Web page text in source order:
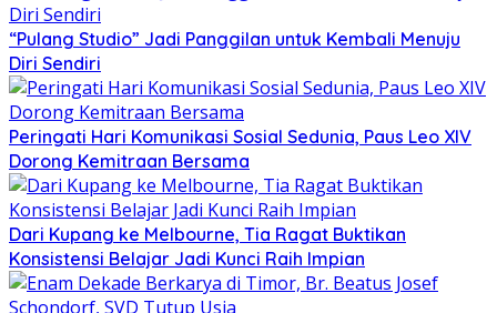
“Pulang Studio” Jadi Panggilan untuk Kembali Menuju
Diri Sendiri
Peringati Hari Komunikasi Sosial Sedunia, Paus Leo XIV
Dorong Kemitraan Bersama
Dari Kupang ke Melbourne, Tia Ragat Buktikan
Konsistensi Belajar Jadi Kunci Raih Impian